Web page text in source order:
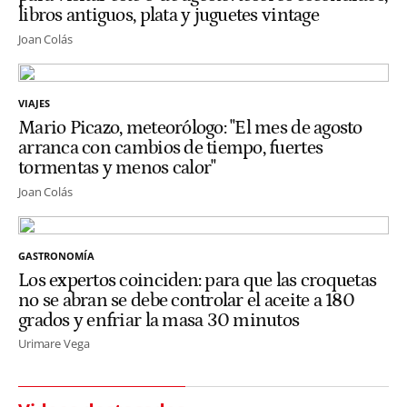
libros antiguos, plata y juguetes vintage
Joan Colás
VIAJES
Mario Picazo, meteorólogo: "El mes de agosto
arranca con cambios de tiempo, fuertes
tormentas y menos calor"
Joan Colás
GASTRONOMÍA
Los expertos coinciden: para que las croquetas
no se abran se debe controlar el aceite a 180
grados y enfriar la masa 30 minutos
Urimare Vega